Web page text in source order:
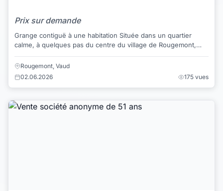
Prix sur demande
Grange contiguë à une habitation Située dans un quartier
calme, à quelques pas du centre du village de Rougemont,
cette grange mitoyenne s'élève sur d...
Rougemont, Vaud
02.06.2026
175 vues